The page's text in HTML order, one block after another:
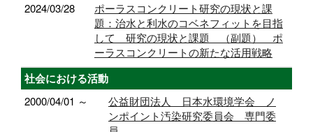
2024/03/28
ポーラスコンクリート研究の現状と課
題：治水と利水のコベネフィットを目指
して 研究の現状と課題 （副題） ポ
ーラスコンクリートの新たな活用戦略
社会における活動
2000/04/01 ～
公益財団法人 日本水環境学会 ノ
ンポイント汚染研究委員会 専門委